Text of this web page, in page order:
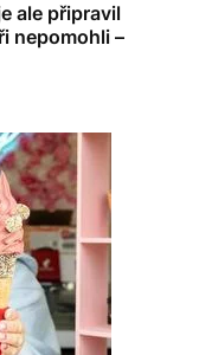
ale připravil
nepomohli –